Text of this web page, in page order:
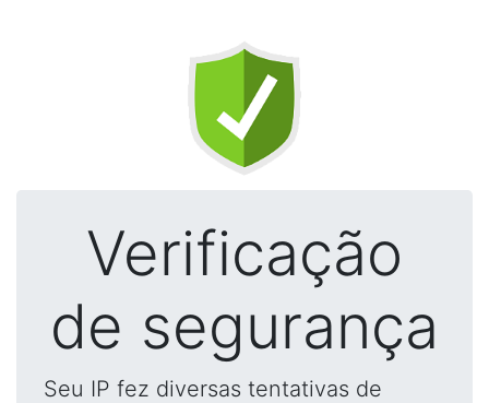
Verificação
de segurança
Seu IP fez diversas tentativas de